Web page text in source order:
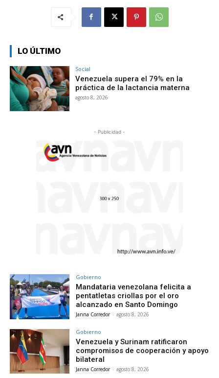
LO ÚLTIMO
Social
Venezuela supera el 79% en la
práctica de la lactancia materna
agosto 8, 2026
- Publicidad -
Gobierno
Mandataria venezolana felicita a
pentatletas criollas por el oro
alcanzado en Santo Domingo
Janna Corredor - agosto 8, 2026
Gobierno
Venezuela y Surinam ratificaron
compromisos de cooperación y apoyo
bilateral
Janna Corredor - agosto 8, 2026